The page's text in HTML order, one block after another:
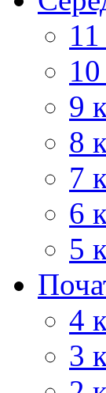
9
8
7
6
5
4
3